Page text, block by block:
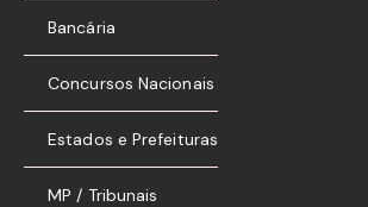
Bancária
Concursos Nacionais
Estados e Prefeituras
MP / Tribunais